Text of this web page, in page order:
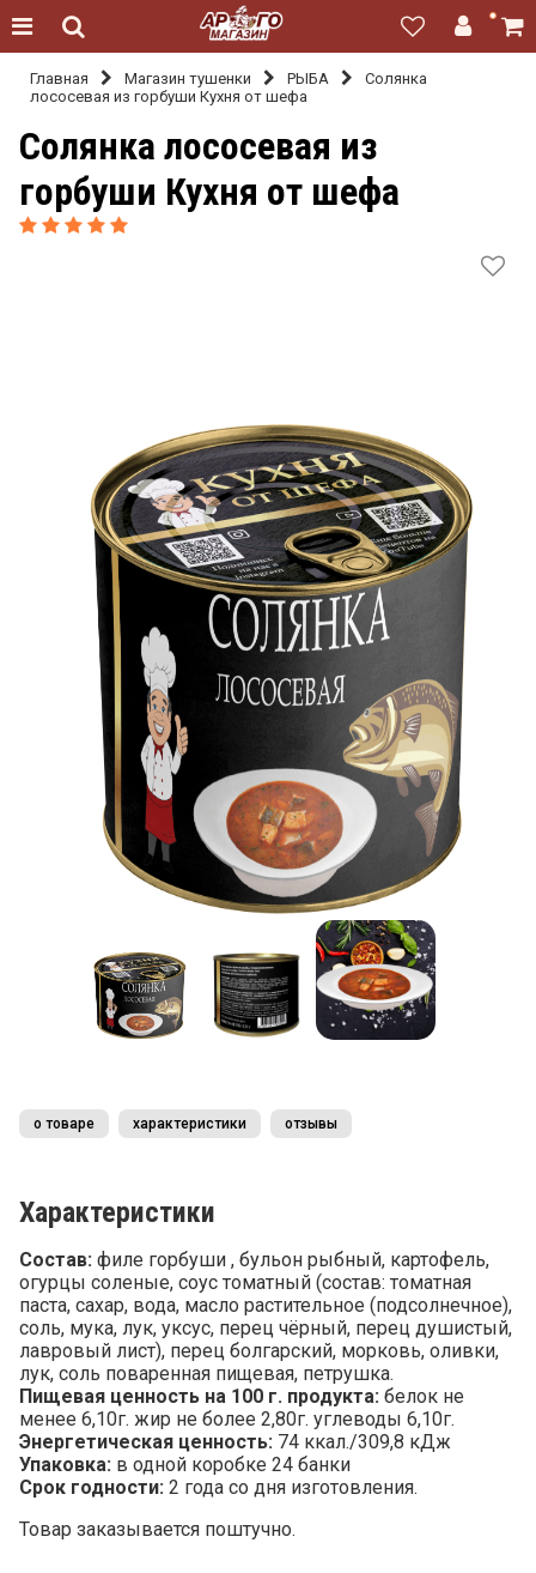
Главная Магазин тушенки РЫБА
Солянка
лососевая из горбуши Кухня от шефа
Солянка лососевая из
горбуши Кухня от шефа
о товаре характеристики отзывы
Характеристики
Состав: филе горбуши , бульон рыбный, картофель,
огурцы соленые, соус томатный (состав: томатная
паста, сахар, вода, масло растительное (подсолнечное),
соль, мука, лук, уксус, перец чёрный, перец душистый,
лавровый лист), перец болгарский, морковь, оливки,
лук, соль поваренная пищевая, петрушка.
Пищевая ценность на 100 г. продукта: белок не
менее 6,10г. жир не более 2,80г. углеводы 6,10г.
Энергетическая ценность: 74 ккал./309,8 кДж
Упаковка: в одной коробке 24 банки
Срок годности: 2 года со дня изготовления.
Товар заказывается поштучно.